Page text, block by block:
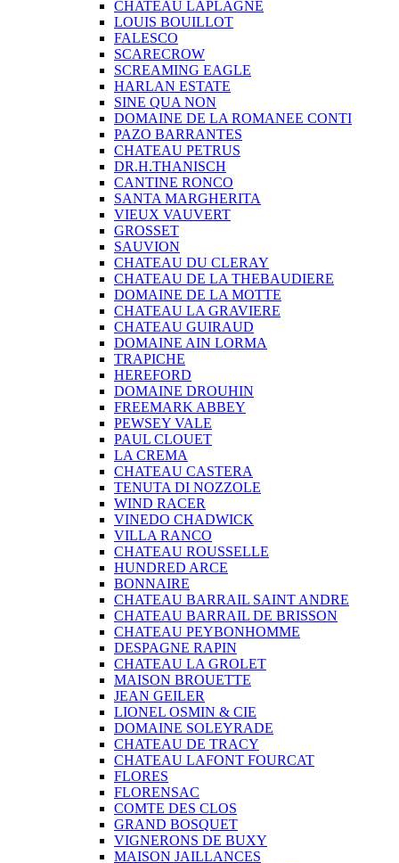
CHATEAU LAPLAGNE
LOUIS BOUILLOT
FALESCO
SCARECROW
SCREAMING EAGLE
HARLAN ESTATE
SINE QUA NON
DOMAINE DE LA ROMANEE CONTI
PAZO BARRANTES
CHATEAU PETRUS
DR.H.THANISCH
CANTINE RONCO
SANTA MARGHERITA
VIEUX VAUVERT
GROSSET
SAUVION
CHATEAU DU CLERAY
CHATEAU DE LA THEBAUDIERE
DOMAINE DE LA MOTTE
CHATEAU LA GRAVIERE
CHATEAU GUIRAUD
DOMAINE AIN LORMA
TRAPICHE
HEREFORD
DOMAINE DROUHIN
FREEMARK ABBEY
PEWSEY VALE
PAUL CLOUET
LA CREMA
CHATEAU CASTERA
TENUTA DI NOZZOLE
WIND RACER
VINEDO CHADWICK
VILLA RANCO
CHATEAU ROUSSELLE
HUNDRED ARCE
BONNAIRE
CHATEAU BARRAIL SAINT ANDRE
CHATEAU BARRAIL DE BRISSON
CHATEAU PEYBONHOMME
DESPAGNE RAPIN
CHATEAU LA GROLET
MAISON BROUETTE
JEAN GEILER
LIONEL OSMIN & CIE
DOMAINE SOLEYRADE
CHATEAU DE TRACY
CHATEAU LAFONT FOURCAT
FLORES
FLORENSAC
COMTE DES CLOS
GRAND BOSQUET
VIGNERONS DE BUXY
MAISON JAILLANCES